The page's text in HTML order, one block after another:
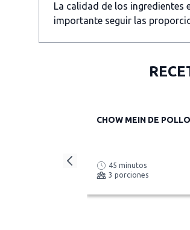
La calidad de los ingredientes
importante seguir las
CHOW MEIN DE POLLO
45 minutos
3 porciones